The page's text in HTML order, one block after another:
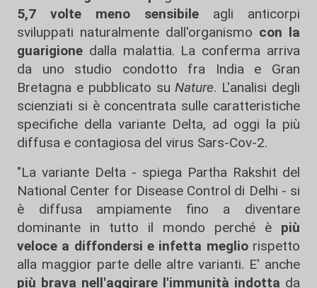
5,7 volte meno sensibile agli anticorpi
sviluppati naturalmente dall'organismo con la
guarigione dalla malattia. La conferma arriva
da uno studio condotto fra India e Gran
Bretagna e pubblicato suNature. L'analisi degli
scienziati si è concentrata sulle caratteristiche
specifiche della variante Delta, ad oggi la più
diffusa e contagiosa del virus Sars-Cov-2.
"La variante Delta - spiega Partha Rakshit del
National Center for Disease Control di Delhi - si
è diffusa ampiamente fino a diventare
dominante in tutto il mondo perché è più
veloce a diffondersi e infetta megliorispetto
alla maggior parte delle altre varianti. E' anche
più brava nell'aggirare l'immunità indotta da